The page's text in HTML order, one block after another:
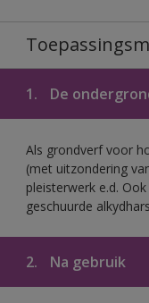
1. De
Als grondverf voor
(met uitzondering
pleisterwerk e.d.
geschuurde
2. Na gebruik